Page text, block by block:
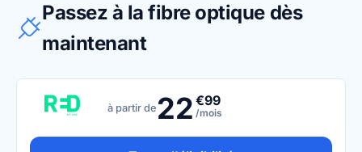
Passez à la fibre optique dès
maintenant
à partir de 22 €99
/mois